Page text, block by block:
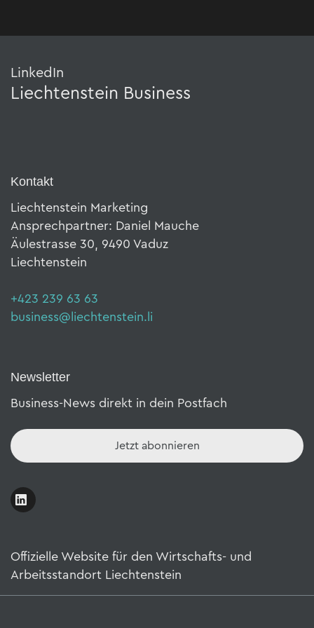
LinkedIn
Liechtenstein Business
Kontakt
Liechtenstein Marketing
Ansprechpartner: Daniel Mauche
Äulestrasse 30, 9490 Vaduz
Liechtenstein
+423 239 63 63
business@liechtenstein.li
Newsletter
Business-News direkt in dein Postfach
Jetzt abonnieren
Offizielle Website für den Wirtschafts- und
Arbeitsstandort Liechtenstein